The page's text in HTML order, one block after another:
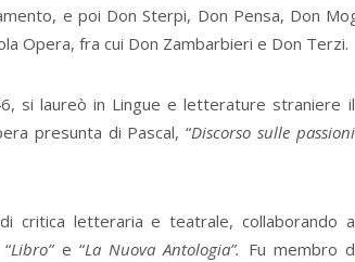
e poi Don Sterpi, Don Pensa, Don
Opera, fra cui Don Zambarbieri e Don Terzi.
si laureò in Lingue e letterature straniere
presunta di Pascal, “Discorso sulle
critica letteraria e teatrale, collaborando
Libro” e “La Nuova Antologia”. Fu membro